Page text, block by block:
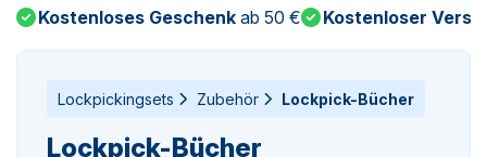
Kostenloses Geschenk ab 50 € Kostenloser
Lockpickingsets Zubehör Lockpick-Bücher
Lockpick-Bücher